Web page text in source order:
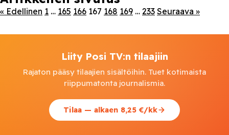
komission alkuperäinen tavoite oli, että vuosittain noin 30
000 turvapaikanhakijaa siirrettäisiin jäsenmaasta toiseen.
« Edellinen 1 … 165 166 167 168 169 … 233 Seuraava »
Liity Posi TV:n tilaajiin
Rajaton pääsy tilaajien sisältöihin. Tuet kotimaista
riippumatonta journalismia.
Tilaa — alkaen 8,25 €/kk